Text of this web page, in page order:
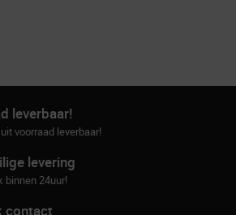
leverbaar!
voorraad leverbaar!
levering
binnen 24uur!
contact